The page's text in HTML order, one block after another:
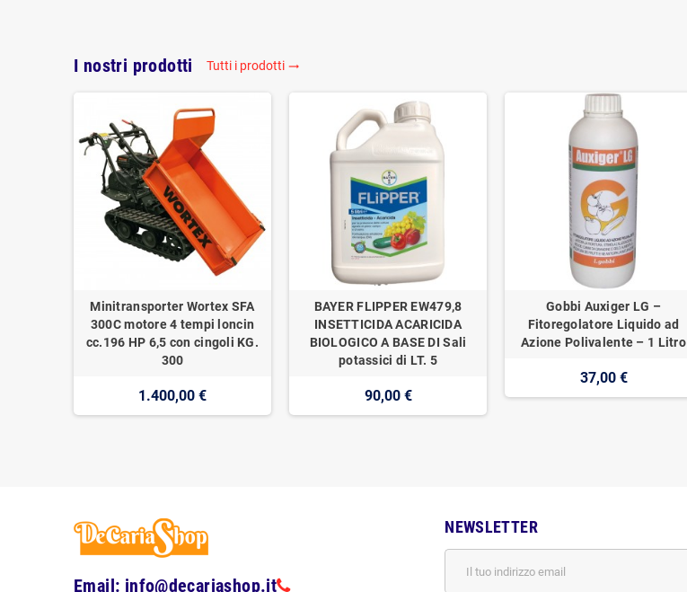
I nostri prodotti Tutti i prodotti trending_flat
Minitransporter Wortex SFA
300C motore 4 tempi loncin
cc.196 HP 6,5 con cingoli KG.
300
1.400,00 €
BAYER FLIPPER EW479,8
INSETTICIDA ACARICIDA
BIOLOGICO A BASE DI Sali
potassici di LT. 5
90,00 €
Gobbi Auxiger LG –
Fitoregolatore Liquido ad
Azione Polivalente – 1 Litro
37,00 €
Email: info@decariashop.it
NEWSLETTER